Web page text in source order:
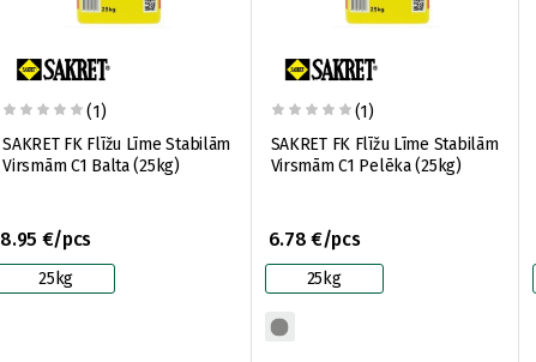
(1)
SAKRET FK Flīžu Līme Stabilām
Virsmām C1 Balta (25kg)
8.95 €/pcs
25kg
(1)
SAKRET FK Flīžu Līme Stabilām
Virsmām C1 Pelēka (25kg)
6.78 €/pcs
25kg